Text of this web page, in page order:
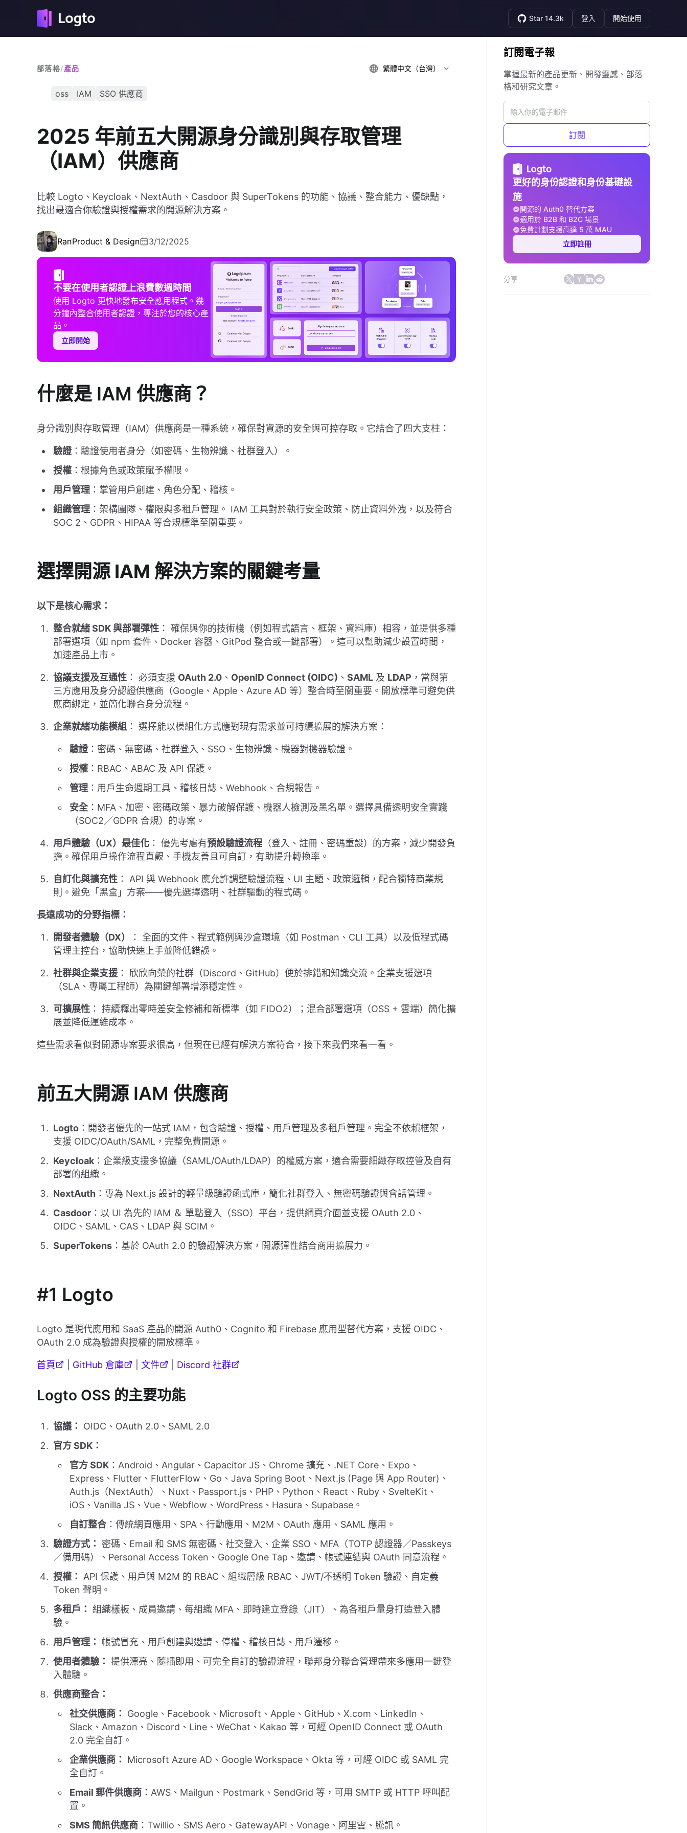
Star 14.3k 登入 開始使用
部落格/產品 繁體中文（台灣）
oss IAM SSO 供應商
2025 年前五大開源身分識別與存取管理
（IAM）供應商
比較 Logto、Keycloak、NextAuth、Casdoor 與 SuperTokens 的功能、協議、整合能力、優缺點，
找出最適合你驗證與授權需求的開源解決方案。
RanProduct & Design 3/12/2025
不要在使用者認證上浪費數週時間
使用 Logto 更快地發布安全應用程式。幾
分鐘內整合使用者認證，專注於您的核心產
品。
立即開始
什麼是 IAM 供應商？
身分識別與存取管理（IAM）供應商是一種系統，確保對資源的安全與可控存取。它結合了四大支柱：
驗證：驗證使用者身分（如密碼、生物辨識、社群登入）。
授權 ：根據角色或政策賦予權限。
用戶管理：掌管用戶創建、角色分配、稽核。
組織管理：架構團隊、權限與多租戶管理。 IAM 工具對於執行安全政策、防止資料外洩，以及符合
SOC 2、GDPR、HIPAA 等合規標準至關重要。
選擇開源 IAM 解決方案的關鍵考量
以下是核心需求：
整合就緒 SDK 與部署彈性 ： 確保與你的技術棧（例如程式語言、框架、資料庫）相容，並提供多種
部署選項（如 npm 套件、Docker 容器、GitPod 整合或一鍵部署）。這可以幫助減少設置時間，
加速產品上市。
協議支援及互通性 ： 必須支援 OAuth 2.0 、 OpenID Connect (OIDC) 、 SAML 及 LDAP ，當與第
三方應用及身分認證供應商（Google、Apple、Azure AD 等）整合時至關重要。開放標準可避免供
應商綁定，並簡化聯合身分流程。
企業就緒功能模組 ： 選擇能以模組化方式應對現有需求並可持續擴展的解決方案：
驗證：密碼、無密碼、社群登入、SSO、生物辨識、機器對機器驗證。
授權 ：RBAC、ABAC 及 API 保護。
管理 ：用戶生命週期工具、稽核日誌、Webhook、合規報告。
安全：MFA、加密、密碼政策、暴力破解保護、機器人檢測及黑名單。選擇具備透明安全實踐
（SOC2／GDPR 合規）的專案。
用戶體驗（UX）最佳化 ： 優先考慮有預設驗證流程 （登入、註冊、密碼重設）的方案，減少開發負
擔。確保用戶操作流程直觀、手機友善且可自訂，有助提升轉換率。
自訂化與擴充性 ： API 與 Webhook 應允許調整驗證流程、UI 主題、政策邏輯，配合獨特商業規
則。避免「黑盒」方案——優先選擇透明、社群驅動的程式碼。
長遠成功的分野指標：
開發者體驗（DX）
： 全面的文件、程式範例與沙盒環境（如 Postman、CLI 工具）以及低程式碼
管理主控台，協助快速上手並降低錯誤。
社群與企業支援 ： 欣欣向榮的社群（Discord、GitHub）便於排錯和知識交流。企業支援選項
（SLA、專屬工程師）為關鍵部署增添穩定性。
可擴展性 ： 持續釋出零時差安全修補和新標準（如 FIDO2）；混合部署選項（OSS + 雲端）簡化擴
展並降低運維成本。
這些需求看似對開源專案要求很高，但現在已經有解決方案符合，接下來我們來看一看。
前五大開源 IAM 供應商
Logto ：開發者優先的一站式 IAM，包含驗證、授權、用戶管理及多租戶管理。完全不依賴框架，
支援 OIDC/OAuth/SAML，完整免費開源。
Keycloak ：企業級支援多協議（SAML/OAuth/LDAP）的權威方案，適合需要細緻存取控管及自有
部署的組織。
NextAuth ：專為 Next.js 設計的輕量級驗證函式庫，簡化社群登入、無密碼驗證與會話管理。
Casdoor ：以 UI 為先的 IAM ＆ 單點登入（SSO）平台，提供網頁介面並支援 OAuth 2.0、
OIDC、SAML、CAS、LDAP 與 SCIM。
SuperTokens ：基於 OAuth 2.0 的驗證解決方案，開源彈性結合商用擴展力。
#1 Logto
Logto 是現代應用和 SaaS 產品的開源 Auth0、Cognito 和 Firebase 應用型替代方案，支援 OIDC、
OAuth 2.0 成為驗證與授權的開放標準。
首頁 GitHub 倉庫 文件 Discord 社群
Logto OSS 的主要功能
協議：
OIDC、OAuth 2.0、SAML 2.0
官方 SDK：
官方 SDK ：Android、Angular、Capacitor JS、Chrome 擴充、.NET Core、Expo、
Express、Flutter、FlutterFlow、Go、Java Spring Boot、Next.js (Page 與 App Router)、
Auth.js（NextAuth）、Nuxt、Passport.js、PHP、Python、React、Ruby、SvelteKit、
iOS、Vanilla JS、Vue、Webflow、WordPress、Hasura、Supabase。
自訂整合：傳統網頁應用、SPA、行動應用、M2M、OAuth 應用、SAML 應用。
驗證方式：
密碼、Email 和 SMS 無密碼、社交登入、企業 SSO、MFA（TOTP 認證器／Passkeys
／備用碼）、Personal Access Token、Google One Tap、邀請、帳號連結與 OAuth 同意流程。
授權：
API 保護、用戶與 M2M 的 RBAC、組織層級 RBAC、JWT/不透明 Token 驗證、自定義
Token 聲明。
多租戶： 組織樣板、成員邀請、每組織 MFA、即時建立登錄（JIT）、為各租戶量身打造登入體
驗。
用戶管理：
帳號冒充、用戶創建與邀請、停權、稽核日誌、用戶遷移。
使用者體驗： 提供漂亮、隨插即用、可完全自訂的驗證流程，聯邦身分聯合管理帶來多應用一鍵登
入體驗。
供應商整合：
社交供應商：
Google、Facebook、Microsoft、Apple、GitHub、X.com、LinkedIn、
Slack、Amazon、Discord、Line、WeChat、Kakao 等，可經 OpenID Connect 或 OAuth
2.0 完全自訂。
企業供應商：
Microsoft Azure AD、Google Workspace、Okta 等，可經 OIDC 或 SAML 完
全自訂。
Email 郵件供應商 ：AWS、Mailgun、Postmark、SendGrid 等，可用 SMTP 或 HTTP 呼叫配
置。
SMS 簡訊供應商 ：Twillio、SMS Aero、GatewayAPI、Vonage、阿里雲、騰訊。
訂閱電子報
掌握最新的產品更新、開發靈感、部落
格和研究文章。
訂閱
更好的身份認證和身份基礎設
施
開源的 Auth0 替代方案
適用於 B2B 和 B2C 場景
免費計劃支援高達 5 萬 MAU
立即註冊
分享